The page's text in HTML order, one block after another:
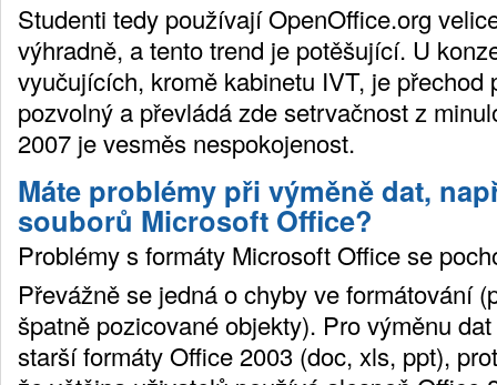
Studenti tedy používají OpenOffice.org
výhradně, a tento trend je potěšující. U
vyučujících, kromě kabinetu IVT, je přechod
pozvolný a převládá zde setrvačnost z
2007 je vesměs nespokojenost.
Máte problémy při výměně dat,
souborů Microsoft Office?
Problémy s formáty Microsoft Office se
Převážně se jedná o chyby ve formátování
špatně pozicované objekty). Pro výměnu
starší formáty Office 2003 (doc, xls, ppt),